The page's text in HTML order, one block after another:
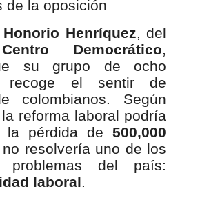
de la oposición
Honorio Henríquez, del
Centro Democrático,
su grupo de ocho
recoge el sentir de
colombianos. Según
reforma laboral podría
la pérdida de 500,000
resolvería uno de los
problemas del país:
laboral.